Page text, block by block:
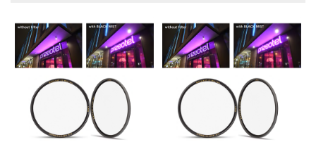
39 mm
43 mm
46 mm
49 mm
52 mm
55 mm
På lager
Ikke på lager